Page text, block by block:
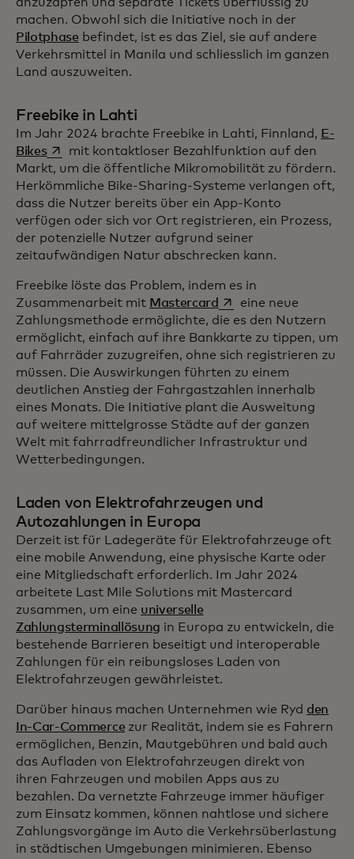
anzuzapfen und separate Tickets überflüssig zu
machen. Obwohl sich die Initiative noch in der
Pilotphase befindet, ist es das Ziel, sie auf andere
Verkehrsmittel in Manila und schliesslich im ganzen
Land auszuweiten.
Freebike in Lahti
Im Jahr 2024 brachte Freebike in Lahti, Finnland, E-
Bikeswird in einer neuen Registerkarte geöffnet
mit kontaktloser Bezahlfunktion auf den
Markt, um die öffentliche Mikromobilität zu fördern.
Herkömmliche Bike-Sharing-Systeme verlangen oft,
dass die Nutzer bereits über ein App-Konto
verfügen oder sich vor Ort registrieren, ein Prozess,
der potenzielle Nutzer aufgrund seiner
zeitaufwändigen Natur abschrecken kann.
Freebike löste das Problem, indem es in
Zusammenarbeit mit Mastercard wird in einer neuen
eine neue
Zahlungsmethode ermöglichte, die es den Nutzern
ermöglicht, einfach auf ihre Bankkarte zu tippen, um
auf Fahrräder zuzugreifen, ohne sich registrieren zu
müssen. Die Auswirkungen führten zu einem
deutlichen Anstieg der Fahrgastzahlen innerhalb
eines Monats. Die Initiative plant die Ausweitung
auf weitere mittelgrosse Städte auf der ganzen
Welt mit fahrradfreundlicher Infrastruktur und
Wetterbedingungen.
Laden von Elektrofahrzeugen und
Autozahlungen in Europa
Derzeit ist für Ladegeräte für Elektrofahrzeuge oft
eine mobile Anwendung, eine physische Karte oder
eine Mitgliedschaft erforderlich. Im Jahr 2024
arbeitete Last Mile Solutions mit Mastercard
zusammen, um eine universelle
Zahlungsterminallösung in Europa zu entwickeln, die
bestehende Barrieren beseitigt und interoperable
Zahlungen für ein reibungsloses Laden von
Elektrofahrzeugen gewährleistet.
Darüber hinaus machen Unternehmen wie Ryd den
In-Car-Commerce zur Realität, indem sie es Fahrern
ermöglichen, Benzin, Mautgebühren und bald auch
das Aufladen von Elektrofahrzeugen direkt von
ihren Fahrzeugen und mobilen Apps aus zu
bezahlen. Da vernetzte Fahrzeuge immer häufiger
zum Einsatz kommen, können nahtlose und sichere
Zahlungsvorgänge im Auto die Verkehrsüberlastung
in städtischen Umgebungen minimieren. Ebenso